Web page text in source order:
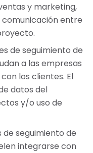
y marketing,
comunicación entre
de seguimiento de
a las empresas
los clientes. El
datos del
y/o uso de
seguimiento de
integrarse con